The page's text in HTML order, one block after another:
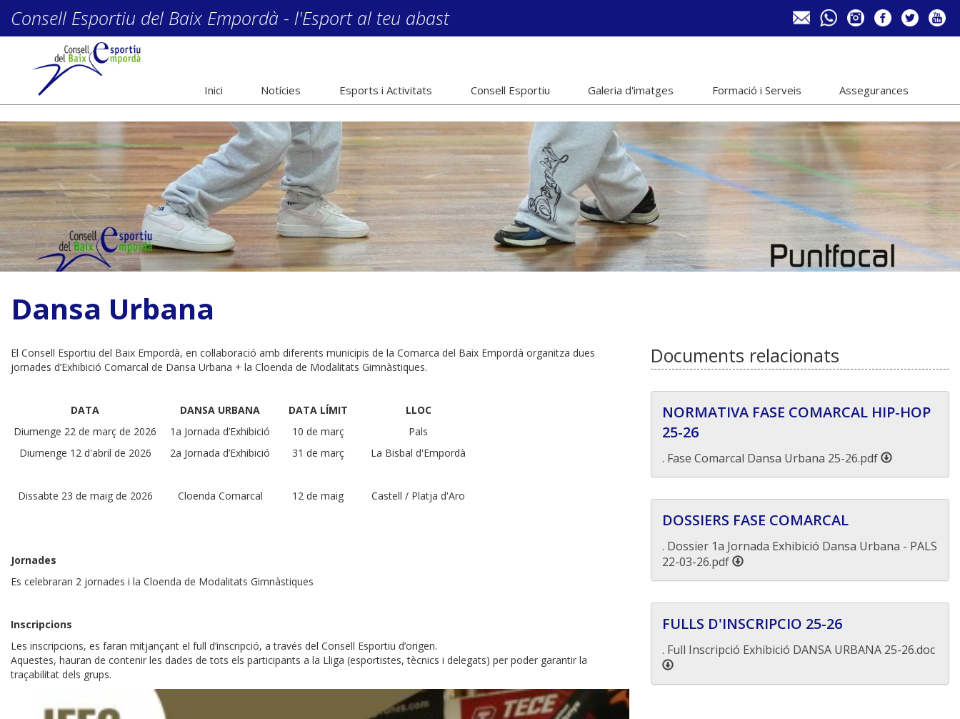
Consell Esportiu del Baix Empordà - l'Esport al teu abast
Inici Notícies Esports i Activitats Consell Esportiu Galeria d'imatges Formació i Serveis Assegurances
Dansa Urbana
El Consell Esportiu del Baix Empordà, en col·laboració amb diferents municipis de la Comarca del Baix Empordà organitza dues
jornades d’Exhibició Comarcal de Dansa Urbana + la Cloenda de Modalitats Gimnàstiques.
DATA DANSA URBANA DATA LÍMIT
LLOC
Diumenge 22 de març de 2026
1a Jornada d’Exhibició 10 de març
Pals
Diumenge 12 d'abril de 2026
2a Jornada d’Exhibició 31 de març La Bisbal d'Empordà
Dissabte 23 de maig de 2026 Cloenda Comarcal 12 de maig Castell / Platja d'Aro
Jornades
Es celebraran 2 jornades i la Cloenda de Modalitats Gimnàstiques
Inscripcions
Les inscripcions, es faran mitjançant el full d’inscripció, a través del Consell Esportiu d’origen.
Aquestes, hauran de contenir les dades de tots els participants a la Lliga (esportistes, tècnics i delegats) per poder garantir la
traçabilitat dels grups.
Documents relacionats
NORMATIVA FASE COMARCAL HIP-HOP
25-26
. Fase Comarcal Dansa Urbana 25-26.pdf
DOSSIERS FASE COMARCAL
. Dossier 1a Jornada Exhibició Dansa Urbana - PALS
22-03-26.pdf
FULLS D'INSCRIPCIO 25-26
. Full Inscripció Exhibició DANSA URBANA 25-26.doc